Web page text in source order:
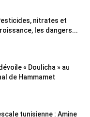
nitrates et
les dangers...
« Doulicha » au
de Hammamet
tunisienne : Amine